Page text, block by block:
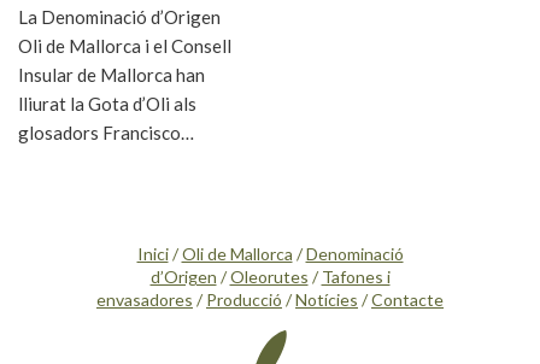
La Denominació d’Origen
Oli de Mallorca i el Consell
Insular de Mallorca han
lliurat la Gota d’Oli als
glosadors Francisco…
Inici/Oli de Mallorca /Denominació
d’Origen /Oleorutes / Tafones i
envasadores / Producció /Notícies /Contacte